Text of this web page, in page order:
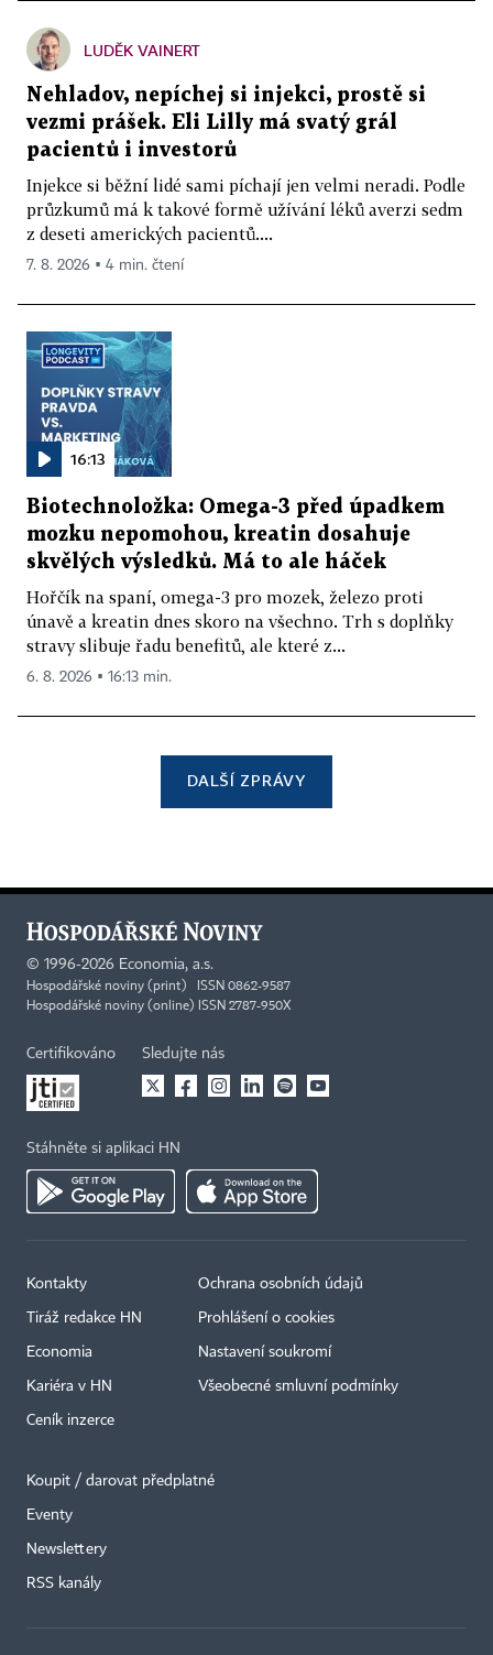
LUDĚK VAINERT
Nehladov, nepíchej si injekci, prostě si
vezmi prášek. Eli Lilly má svatý grál
pacientů i investorů
Injekce si běžní lidé sami píchají jen velmi neradi. Podle
průzkumů má k takové formě užívání léků averzi sedm
z deseti amerických pacientů....
7. 8. 2026 ▪ 4 min. čtení
16:13
Biotechnoložka: Omega-3 před úpadkem
mozku nepomohou, kreatin dosahuje
skvělých výsledků. Má to ale háček
Hořčík na spaní, omega-3 pro mozek, železo proti
únavě a kreatin dnes skoro na všechno. Trh s doplňky
stravy slibuje řadu benefitů, ale které z...
6. 8. 2026 ▪ 16:13 min.
DALŠÍ ZPRÁVY
© 1996-2026 Economia, a.s.
Hospodářské noviny (print) ISSN 0862-9587
Hospodářské noviny (online) ISSN 2787-950X
Certifikováno Sledujte nás
Stáhněte si aplikaci HN
Kontakty
Tiráž redakce HN
Economia
Kariéra v HN
Ceník inzerce
Ochrana osobních údajů
Prohlášení o cookies
Nastavení soukromí
Všeobecné smluvní podmínky
Koupit / darovat předplatné
Eventy
Newslettery
RSS kanály